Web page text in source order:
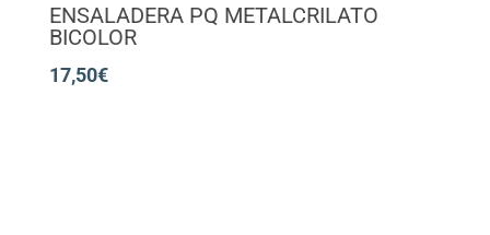
ENSALADERA PQ METALCRILATO
BICOLOR
17,50€